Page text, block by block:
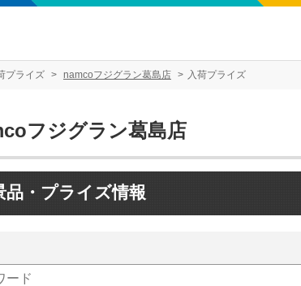
プライズ namcoフジグラン葛島店 入荷プライズ
フジグラン葛島店
品・プライズ情報